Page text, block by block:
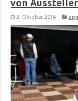
von
2. Oktober 2016